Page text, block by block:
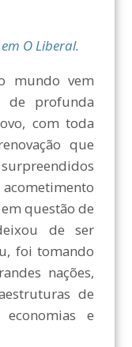
O Liberal.
vem
de profunda
com toda
que
questão de
de ser
foi tomando
nações,
de
e